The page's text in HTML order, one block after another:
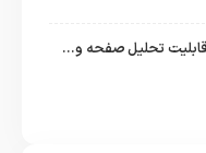
نسخه مک گوگل Gemini با قابلیت تحلیل صفحه و دستورات صوتی در به‌روزرسانی جدید